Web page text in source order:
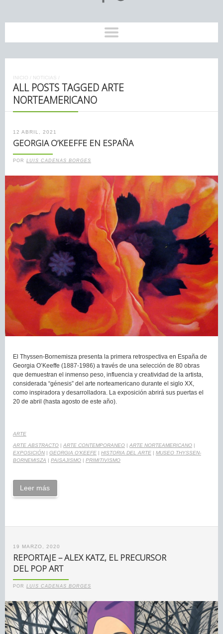
INICIO / NOTICIAS /
ALL POSTS TAGGED ARTE
NORTEAMERICANO
12 ABRIL, 2021
GEORGIA O’KEEFFE EN ESPAÑA
POR LUIS CADENAS BORGES
El Thyssen-Bornemisza presenta la primera retrospectiva en España de
Georgia O’Keeffe (1887-1986) a través de una selección de 80 obras
que demuestran el inmenso peso, influencia y creatividad de la artista,
considerada “génesis” del arte norteamericano durante el siglo XX,
como inspiradora y desarrolladora. La exposición abrirá sus puertas el
20 de abril (hasta agosto de este año).
ARTE
ARTE ABSTRACTO | ARTE CONTEMPORANEO | ARTE NORTEAMERICANO |
EXPOSICIÓN | GEORGIA O'KEEFE | HISTORIA DEL ARTE | MUSEO THYSSEN-
BORNEMISZA | PAISAJISMO | PRIMITIVISMO
Leer más
19 MARZO, 2020
REPORTAJE – ALEX KATZ, EL PRECURSOR
DEL POP ART
POR LUIS CADENAS BORGES